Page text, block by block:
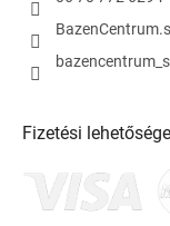
Fizetési